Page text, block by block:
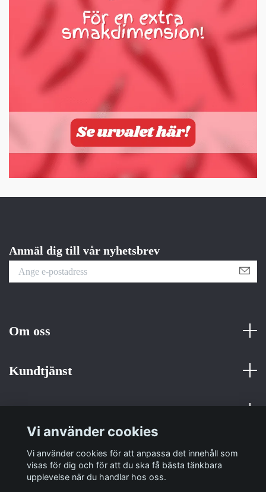
Anmäl dig till vår nyhetsbrev
Om oss
Kundtjänst
Sociala medier
Vi använder cookies
Vi använder cookies för att anpassa det innehåll som
visas för dig och för att du ska få bästa tänkbara
upplevelse när du handlar hos oss.